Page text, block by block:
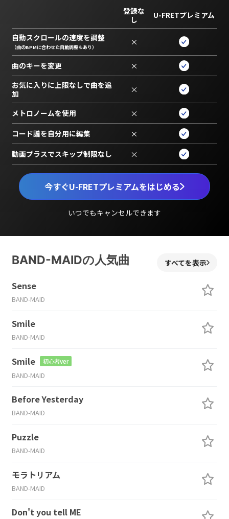
今すぐU-FRETプレミアムをはじめる
いつでもキャンセルできます
登録な
し
U-FRETプレミアム
自動スクロールの速度を調整
（曲のBPMに合わせた自動調整もあり） ×
曲のキーを変更 ×
お気に入りに上限なしで曲を追
加
×
メトロノームを使用 ×
コード譜を自分用に編集 ×
動画プラスでスキップ制限なし ×
BAND-MAIDの人気曲 すべてを表示
Sense
BAND-MAID
Smile
BAND-MAID
Smile 初心者ver
BAND-MAID
Before Yesterday
BAND-MAID
Puzzle
BAND-MAID
モラトリアム
BAND-MAID
Don't you tell ME